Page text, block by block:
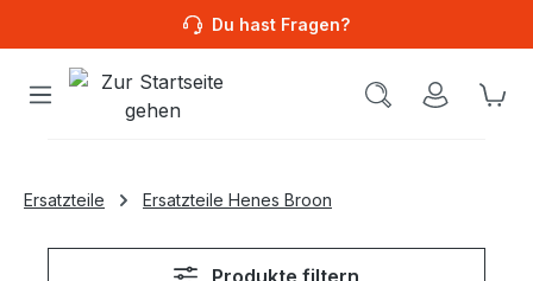
Du hast Fragen?
Ersatzteile Ersatzteile Henes Broon
Produkte filtern